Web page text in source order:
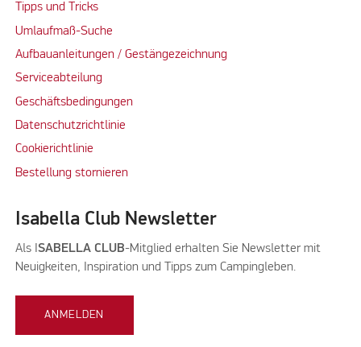
Tipps und Tricks
Umlaufmaß-Suche
Aufbauanleitungen / Gestängezeichnung
Serviceabteilung
Geschäftsbedingungen
Datenschutzrichtlinie
Cookierichtlinie
Bestellung stornieren
Isabella Club Newsletter
Als I SABELLA CLUB-Mitglied erhalten Sie Newsletter mit
Neuigkeiten, Inspiration und Tipps zum Campingleben.
ANMELDEN